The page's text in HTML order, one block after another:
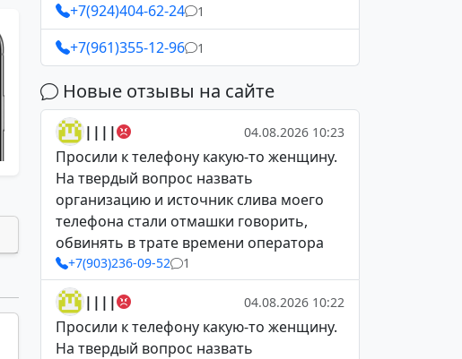
+7(924)404-62-24 1
+7(961)355-12-96 1
Новые отзывы на сайте
|||| 04.08.2026 10:23
Просили к телефону какую-то женщину.
На твердый вопрос назвать
организацию и источник слива моего
телефона стали отмашки говорить,
обвинять в трате времени оператора
+7(903)236-09-52 1
|||| 04.08.2026 10:22
Просили к телефону какую-то женщину.
На твердый вопрос назвать